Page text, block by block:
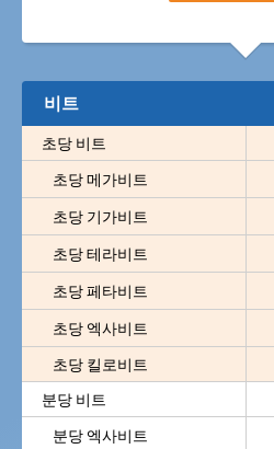
비트
초당 비트
초당 메가비트
초당 기가비트
초당 테라비트
초당 페타비트
초당 엑사비트
초당 킬로비트
분당 비트
분당 엑사비트